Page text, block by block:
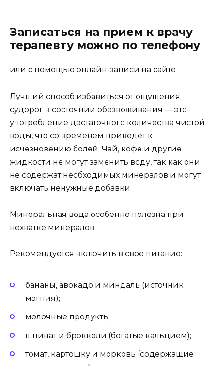
Записаться на прием к врачу
терапевту можно по телефону
или с помощью онлайн-записи на сайте
Лучший способ избавиться от ощущения
судорог в состоянии обезвоживания — это
употребление достаточного количества чистой
воды, что со временем приведет к
исчезновению болей. Чай, кофе и другие
жидкости не могут заменить воду, так как они
не содержат необходимых минералов и могут
включать ненужные добавки.
Минеральная вода особенно полезна при
нехватке минералов.
Рекомендуется включить в свое питание:
бананы, авокадо и миндаль (источник
магния);
молочные продукты;
шпинат и брокколи (богатые кальцием);
томат, картошку и морковь (содержащие